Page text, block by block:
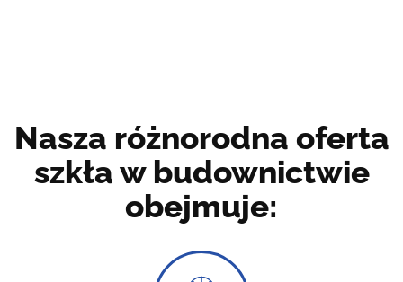
Nasza różnorodna oferta
szkła w budownictwie
obejmuje: